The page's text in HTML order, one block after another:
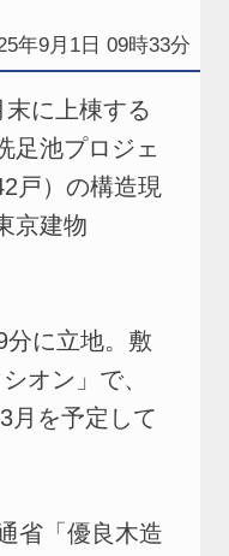
年9月1日 09時33分
に上棟する
足池プロジェ
戸）の構造現
京建物
に立地。敷
オン」で、
月を予定して
省「優良木造